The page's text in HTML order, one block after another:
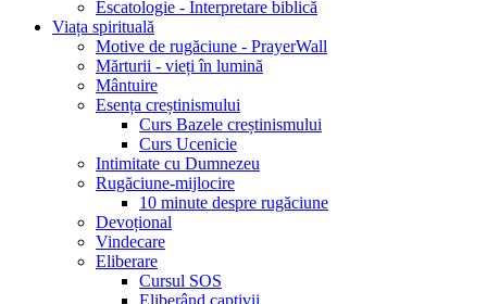
Escatologie - Interpretare biblică
Viața spirituală
Motive de rugăciune - PrayerWall
Mărturii - vieți în lumină
Mântuire
Esența creștinismului
Curs Bazele creștinismului
Curs Ucenicie
Intimitate cu Dumnezeu
Rugăciune-mijlocire
10 minute despre rugăciune
Devoțional
Vindecare
Eliberare
Cursul SOS
Eliberând captivii